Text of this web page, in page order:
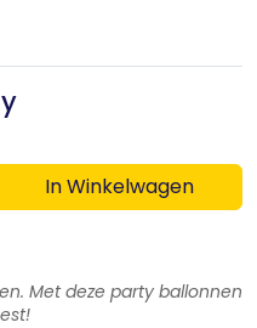
In Winkelwagen
Met deze party ballonnen